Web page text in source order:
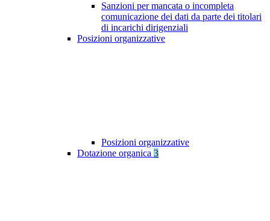
Sanzioni per mancata o incompleta
comunicazione dei dati da parte dei titolari
di incarichi dirigenziali
Posizioni organizzative
Posizioni organizzative
Dotazione organica 3